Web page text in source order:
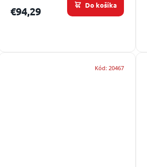
€94,29 Do košíka
Kód: 20467